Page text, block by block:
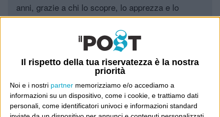
Il rispetto della tua riservatezza è la nostra
priorità
Noi e i nostri partner memorizziamo e/o accediamo a
informazioni su un dispositivo, come i cookie, e trattiamo dati
personali, come identificatori univoci e informazioni standard
anni, grazie a chi lo scopre, lo apprezza e lo
consiglia in giro.
Leggi il Post, magari ti piace
Luca Sofri Wittgenstein